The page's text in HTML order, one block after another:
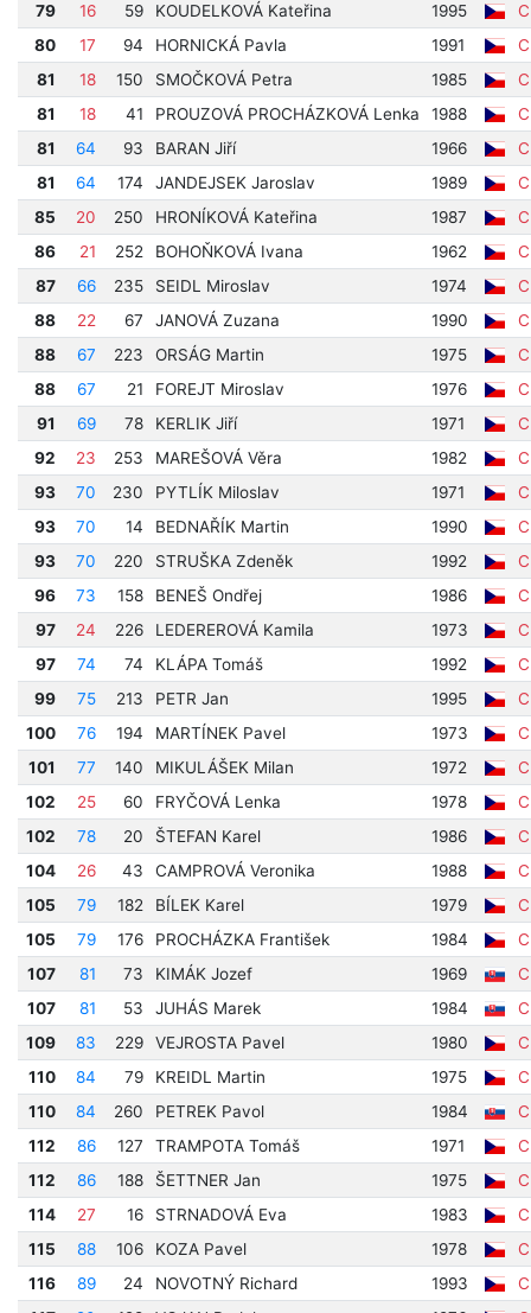
79
16 59 KOUDELKOVÁ Kateřina 1995
80
17 94 HORNICKÁ Pavla 1991
81
18 150 SMOČKOVÁ Petra 1985
81
18 41 PROUZOVÁ PROCHÁZKOVÁ Lenka 1988
81
64 93 BARAN Jiří 1966
81
64 174 JANDEJSEK Jaroslav 1989
85
20 250 HRONÍKOVÁ Kateřina 1987
86
21 252 BOHOŇKOVÁ Ivana 1962
87
66 235 SEIDL Miroslav 1974
88
22 67 JANOVÁ Zuzana 1990
88
67 223 ORSÁG Martin 1975
88
67 21 FOREJT Miroslav 1976
91
69 78 KERLIK Jiří 1971
92
23 253 MAREŠOVÁ Věra 1982
93
70 230 PYTLÍK Miloslav 1971
93
70 14 BEDNAŘÍK Martin 1990
93
70 220 STRUŠKA Zdeněk 1992
96
73 158 BENEŠ Ondřej 1986
97
24 226 LEDEREROVÁ Kamila 1973
97
74 74 KLÁPA Tomáš 1992
99
75 213 PETR Jan 1995
100
76 194 MARTÍNEK Pavel 1973
101
77 140 MIKULÁŠEK Milan 1972
102
25 60 FRYČOVÁ Lenka 1978
102
78 20 ŠTEFAN Karel 1986
104
26 43 CAMPROVÁ Veronika 1988
105
79 182 BÍLEK Karel 1979
105
79 176 PROCHÁZKA František 1984
107
81 73 KIMÁK Jozef 1969
107
81 53 JUHÁS Marek 1984
109
83 229 VEJROSTA Pavel 1980
110
84 79 KREIDL Martin 1975
110
84 260 PETREK Pavol 1984
112
86 127 TRAMPOTA Tomáš 1971
112
86 188 ŠETTNER Jan 1975
114
27 16 STRNADOVÁ Eva 1983
115
88 106 KOZA Pavel 1978
116
89 24 NOVOTNÝ Richard 1993